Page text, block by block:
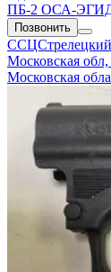
ПБ-2 ОСА-
Позвонить
ССЦСтрелецкий
Московская
Московская